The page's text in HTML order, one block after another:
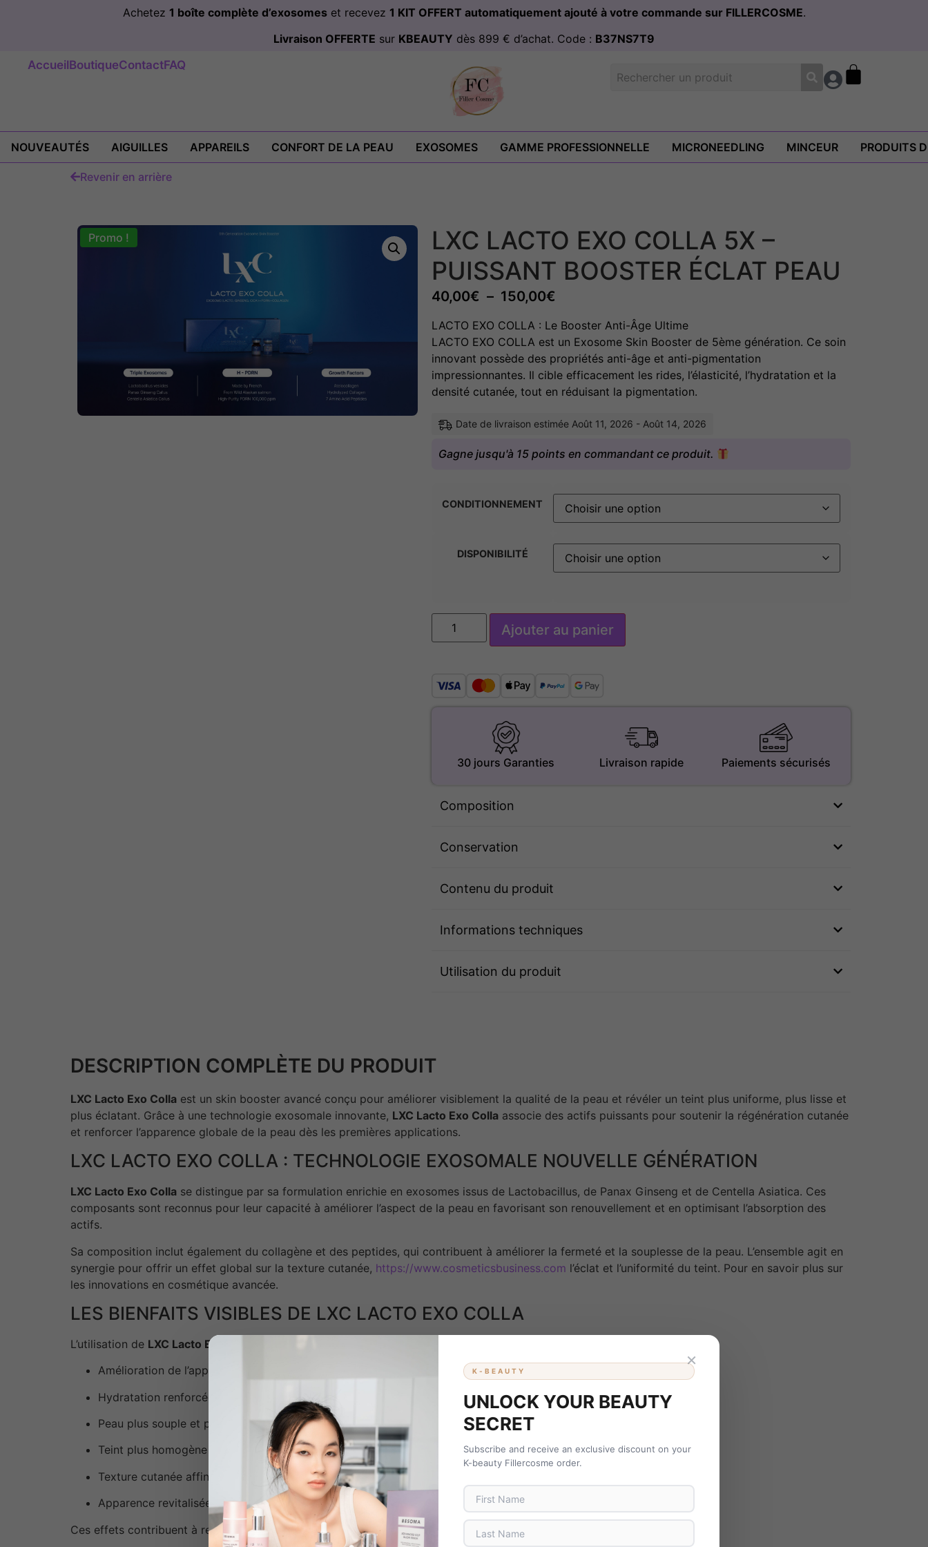
Achetez 1 boîte complète d’exosomeset recevez 1 KIT OFFERT automatiquement ajouté à votre commande sur FILLERCOSME.
Livraison OFFERTE sur KBEAUTY dès 899 € d’achat. Code : B37NS7T9
AccueilBoutiqueContactFAQ
NOUVEAUTÉS AIGUILLES APPAREILS CONFORT DE LA PEAU EXOSOMES GAMME PROFESSIONNELLE MICRONEEDLING MINCEUR PRODUITS
Revenir en arrière
Promo !
LXC LACTO EXO COLLA 5X –
PUISSANT BOOSTER ÉCLAT PEAU
40,00€ – 150,00€
LACTO EXO COLLA : Le Booster Anti-Âge Ultime
LACTO EXO COLLA est un Exosome Skin Booster de 5ème génération. Ce soin
innovant possède des propriétés anti-âge et anti-pigmentation
impressionnantes. Il cible efficacement les rides, l’élasticité, l’hydratation et la
densité cutanée, tout en réduisant la pigmentation.
Date de livraison estimée Août 11, 2026 - Août 14, 2026
Gagne jusqu'à 15 points en commandant ce produit.
CONDITIONNEMENT
DISPONIBILITÉ
Ajouter au panier
30 jours Garanties Livraison rapide Paiements sécurisés
Composition
Conservation
Contenu du produit
Informations techniques
Utilisation du produit
DESCRIPTION COMPLÈTE DU PRODUIT
LXC Lacto Exo Colla est un skin booster avancé conçu pour améliorer visiblement la qualité de la peau et révéler un teint plus uniforme, plus lisse et
plus éclatant. Grâce à une technologie exosomale innovante, LXC Lacto Exo Colla associe des actifs puissants pour soutenir la régénération cutanée
et renforcer l’apparence globale de la peau dès les premières applications.
LXC LACTO EXO COLLA : TECHNOLOGIE EXOSOMALE NOUVELLE GÉNÉRATION
LXC Lacto Exo Colla se distingue par sa formulation enrichie en exosomes issus de Lactobacillus, de Panax Ginseng et de Centella Asiatica. Ces
composants sont reconnus pour leur capacité à améliorer l’aspect de la peau en favorisant son renouvellement et en optimisant l’absorption des
actifs.
Sa composition inclut également du collagène et des peptides, qui contribuent à améliorer la fermeté et la souplesse de la peau. L’ensemble agit en
synergie pour offrir un effet global sur la texture cutanée, https://www.cosmeticsbusiness.com l’éclat et l’uniformité du teint. Pour en savoir plus sur
les innovations en cosmétique avancée.
LES BIENFAITS VISIBLES DE LXC LACTO EXO COLLA
L’utilisation de LXC Lacto Exo Colla
Amélioration de l’apparence des rides et ridules
Hydratation renforcée et durable
Peau plus souple et plus tonique
Teint plus homogène et lumineux
Texture cutanée affinée
Apparence revitalisée
Ces effets contribuent à redonner à la peau un aspect plus frais et plus équilibré, tout en améliorant sa qualité globale.
×
K-BEAUTY
UNLOCK YOUR BEAUTY
SECRET
Subscribe and receive an exclusive discount on your
K-beauty Fillercosme order.